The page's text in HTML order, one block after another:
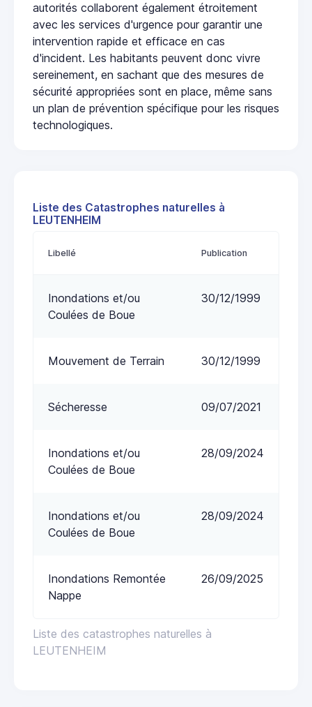
autorités collaborent également étroitement
avec les services d'urgence pour garantir une
intervention rapide et efficace en cas
d'incident. Les habitants peuvent donc vivre
sereinement, en sachant que des mesures de
sécurité appropriées sont en place, même sans
un plan de prévention spécifique pour les risques
technologiques.
Liste des Catastrophes naturelles à
LEUTENHEIM
Liste des catastrophes naturelles à
LEUTENHEIM
Libellé Publication
Inondations et/ou
Coulées de Boue
30/12/1999
Mouvement de Terrain 30/12/1999
Sécheresse 09/07/2021
Inondations et/ou
Coulées de Boue
28/09/2024
Inondations et/ou
Coulées de Boue
28/09/2024
Inondations Remontée
Nappe
26/09/2025